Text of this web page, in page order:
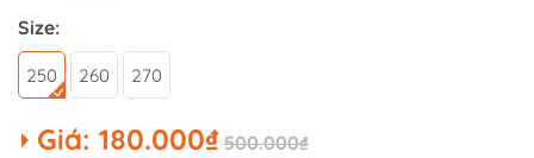
Size:
250 260 270
Giá: 180.000₫ 500.000₫